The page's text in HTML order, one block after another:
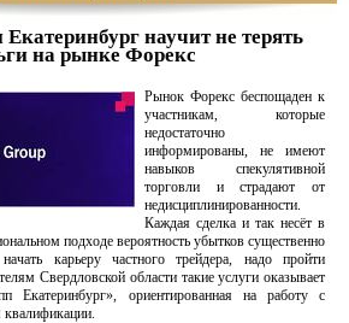
научит не терять
на рынке Форекс
Рынок Форекс беспощаден к
участникам, которые
недостаточно
информированы, не имеют
навыков спекулятивной
торговли и страдают от
недисциплинированности.
Каждая сделка и так несёт в
подходе вероятность убытков существенно
карьеру частного трейдера, надо пройти
Свердловской области такие услуги оказывает
Екатеринбург», ориентированная на работу с
квалификации.